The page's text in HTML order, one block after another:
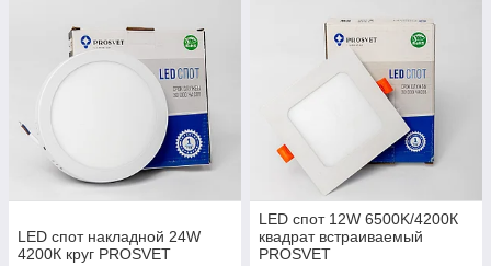
LED спот накладной 24W
4200К круг PROSVET
LED спот 12W 6500K/4200К
квадрат встраиваемый
PROSVET